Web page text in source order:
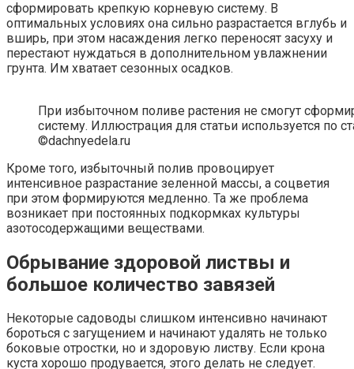
сформировать крепкую корневую систему. В
оптимальных условиях она сильно разрастается вглубь и
вширь, при этом насаждения легко переносят засуху и
перестают нуждаться в дополнительном увлажнении
грунта. Им хватает сезонных осадков.
При избыточном поливе растения не смогут
систему. Иллюстрация для статьи используется по
©dachnyedela.ru
Кроме того, избыточный полив провоцирует
интенсивное разрастание зеленной массы, а соцветия
при этом формируются медленно. Та же проблема
возникает при постоянных подкормках культуры
азотосодержащими веществами.
Обрывание здоровой листвы и
большое количество завязей
Некоторые садоводы слишком интенсивно начинают
бороться с загущением и начинают удалять не только
боковые отростки, но и здоровую листву. Если крона
куста хорошо продувается, этого делать не следует.